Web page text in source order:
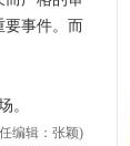
事件。而
。
编辑：张颖)